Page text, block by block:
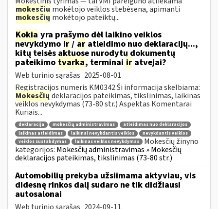
mokesčių mokėtojo veiklos stebėsena, apimanti
mokesčių mokėtojo pateiktų...
Kokia yra prašymo dėl laikino veiklos
nevykdymo ir / ar atleidimo nuo deklaracijų...,
kitų teisės aktuose nurodytų dokumentų
pateikimo tvarka, terminai ir atvejai?
Web turinio sąrašas 2025-08-01
Registracijos numeris KM0342 Ši informacija skelbiama:
Mokesčių deklaracijos pateikimas, tikslinimas, laikinas
veiklos nevykdymas (73-80 str.) Aspektas Komentarai
Kuriais...
deklaracija mokesčių administravimas
atleidimas nuo deklaracijos
laikinas atleidimas
laikinai nevykdantis veiklos
nevykdantis veiklos
veiklos sustabdymas
laikinas veiklos nevykdymas
Mokesčių žinyno
kategorijos: Mokesčių administravimas » Mokesčių
deklaracijos pateikimas, tikslinimas (73-80 str.)
Automobilių prekyba užsiimama aktyviau, vis
didesnę rinkos dalį sudaro ne tik didžiausi
autosalonai
Web turinio sąrašas 2024-09-11